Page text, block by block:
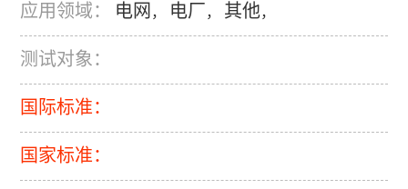
应用领域： 电网 ， 电厂， 其他，
测试对象：
国际标准：
国家标准：